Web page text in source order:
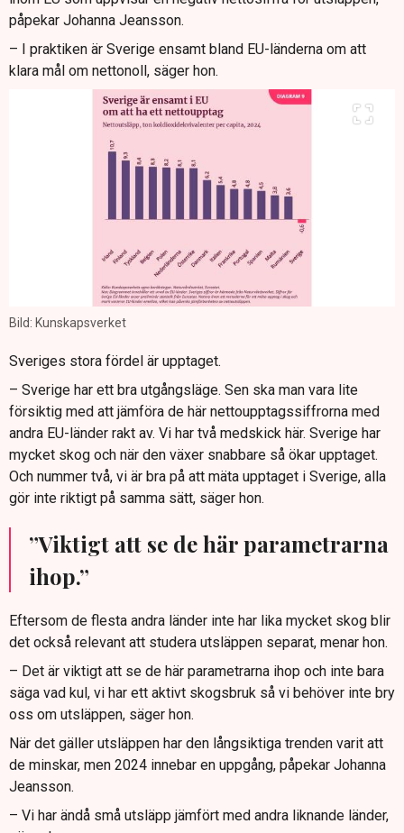
påpekar Johanna Jeansson.
– I praktiken är Sverige ensamt bland EU-länderna om att
klara mål om nettonoll, säger hon.
Bild: Kunskapsverket
Sveriges stora fördel är upptaget.
– Sverige har ett bra utgångsläge. Sen ska man vara lite
försiktig med att jämföra de här nettoupptagssiffrorna med
andra EU-länder rakt av. Vi har två medskick här. Sverige har
mycket skog och när den växer snabbare så ökar upptaget.
Och nummer två, vi är bra på att mäta upptaget i Sverige, alla
gör inte riktigt på samma sätt, säger hon.
”Viktigt att se de här parametrarna
ihop.”
Eftersom de flesta andra länder inte har lika mycket skog blir
det också relevant att studera utsläppen separat, menar hon.
– Det är viktigt att se de här parametrarna ihop och inte bara
säga vad kul, vi har ett aktivt skogsbruk så vi behöver inte bry
oss om utsläppen, säger hon.
När det gäller utsläppen har den långsiktiga trenden varit att
de minskar, men 2024 innebar en uppgång, påpekar Johanna
Jeansson.
– Vi har ändå små utsläpp jämfört med andra liknande länder,